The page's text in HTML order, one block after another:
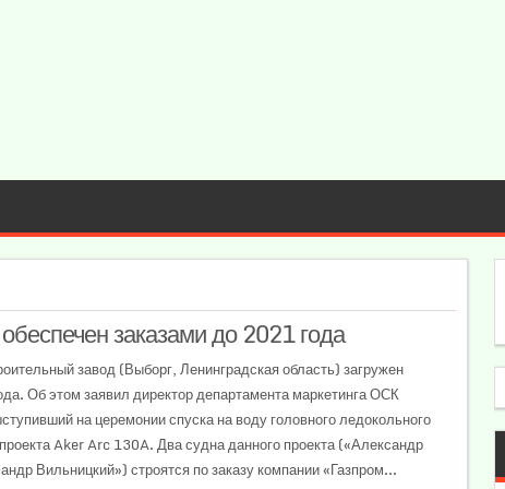
заказами до 2021 года
завод (Выборг, Ленинградская область) загружен
Об этом заявил директор департамента маркетинга ОСК
на церемонии спуска на воду головного ледокольного
Aker Arc 130A. Два судна данного проекта («Александр
Вильницкий») строятся по заказу компании «Газпром...